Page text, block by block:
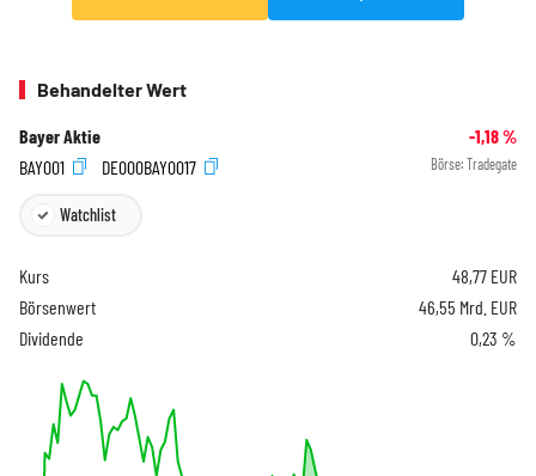
Behandelter Wert
Bayer Aktie -1,18%
BAY001
DE000BAY0017 Börse: Tradegate
Watchlist
Kurs 48,77 EUR
Börsenwert
46,55 Mrd. EUR
Dividende
0,23 %